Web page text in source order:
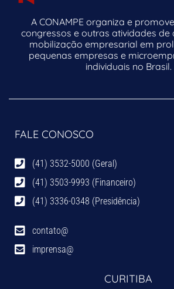
A CONAMPE organiza e
congressos e outras atividades de
mobilização empresarial em
pequenas empresas e
individuais no Brasil.
FALE CONOSCO
(41) 3532-5000 (Geral)
(41) 3503-9993 (Financeiro)
(41) 3336-0348 (Presidência)
contato@
imprensa@
CURITIBA